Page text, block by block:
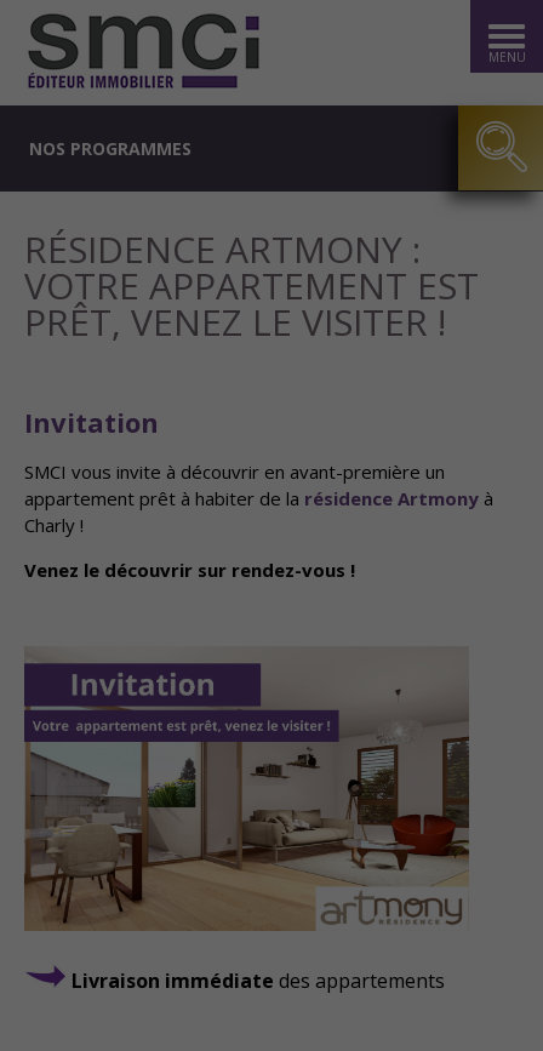
MENU
NOS PROGRAMMES
RÉSIDENCE ARTMONY :
VOTRE APPARTEMENT EST
PRÊT, VENEZ LE VISITER !
Invitation
SMCI vous invite à découvrir en avant-première un
appartement prêt à habiter de la résidence Artmony à
Charly !
Venez le découvrir sur rendez-vous !
Livraison immédiate des appartements